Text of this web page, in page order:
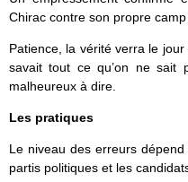
Chirac contre son propre camp
Patience, la vérité verra le
savait tout ce qu’on ne sait
malheureux à dire.
Les pratiques
Le niveau des erreurs
partis politiques et les